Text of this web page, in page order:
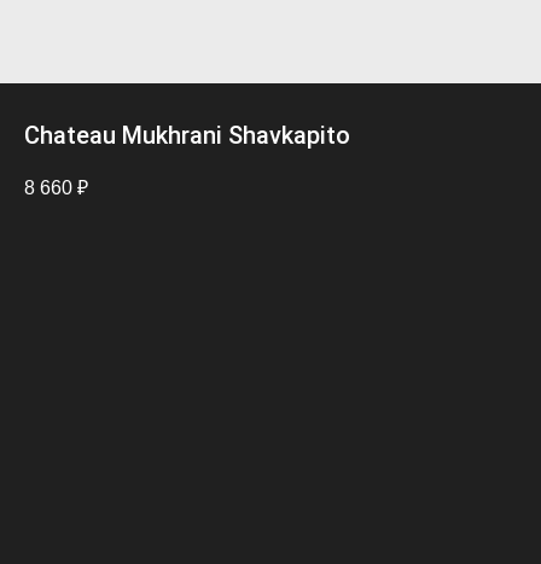
Chateau Mukhrani Shavkapito
8 660 ₽